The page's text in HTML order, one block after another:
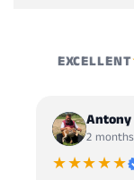
EXCELLENT
Antony
2
★★★★★